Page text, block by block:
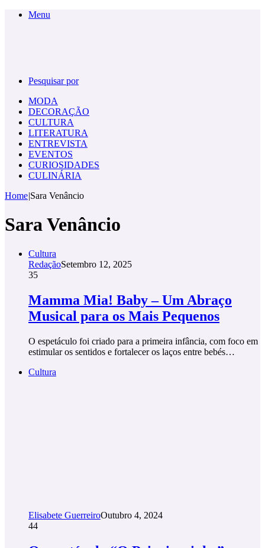
Menu
Pesquisar por
MODA
DECORAÇÃO
CULTURA
LITERATURA
ENTREVISTA
EVENTOS
CURIOSIDADES
CULINÁRIA
Home|Sara Venâncio
Sara Venâncio
Cultura
RedaçãoSetembro 12, 2025
35
Mamma Mia! Baby – Um Abraço
Musical para os Mais Pequenos
O espetáculo foi criado para a primeira infância, com foco em
estimular os sentidos e fortalecer os laços entre bebés…
Cultura
Elisabete GuerreiroOutubro 4, 2024
44